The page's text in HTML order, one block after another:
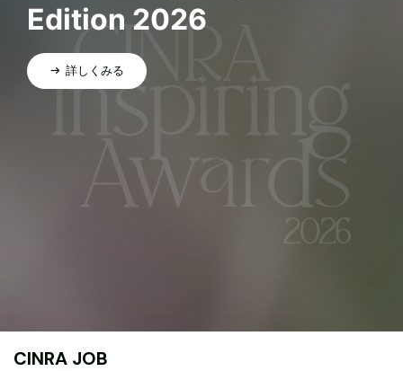
Edition 2026
詳しくみる
CINRA JOB